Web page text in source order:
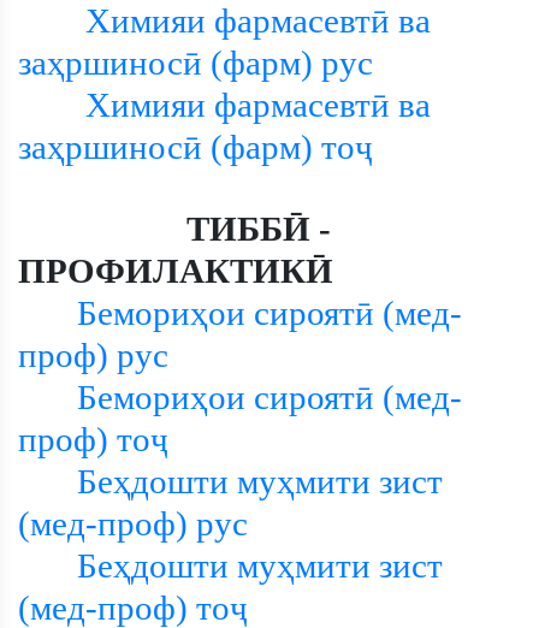
Химияи фармасевтӣ ва
заҳршиносӣ (фарм) рус
Химияи фармасевтӣ ва
заҳршиносӣ (фарм) тоҷ
ТИББӢ -
ПРОФИЛАКТИКӢ
Бемориҳои сироятӣ (мед-
проф) рус
Бемориҳои сироятӣ (мед-
проф) тоҷ
Беҳдошти муҳмити зист
(мед-проф) рус
Беҳдошти муҳмити зист
(мед-проф) тоҷ